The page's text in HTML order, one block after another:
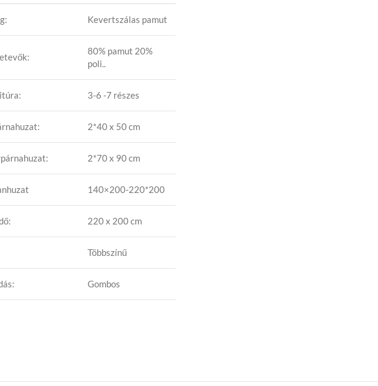
Kevertszálas pamut
80% pamut 20%
poli..
3-6 -7 részes
2*40 x 50 cm
2*70 x 90 cm
140×200-220*200
220 x 200 cm
Többszínű
Gombos